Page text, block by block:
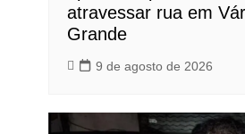
atravessar rua em
Grande
9 de agosto de 2026